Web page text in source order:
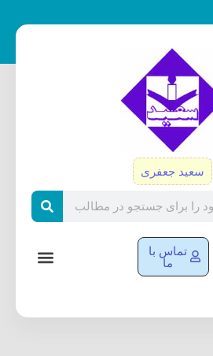
سعید جعفری
تماس با
ما